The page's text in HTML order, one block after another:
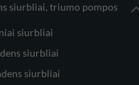
siurbliai, triumo pompos
siurbliai
siurbliai
siurbliai